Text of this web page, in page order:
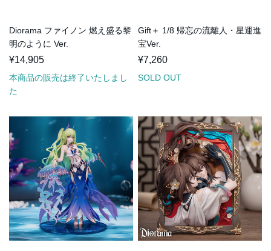
Diorama ファイノン 燃え盛る黎
明のように Ver.
¥14,905
本商品の販売は終了いたしまし
た
Gift＋ 1/8 帰忘の流離人・星運進
宝Ver.
¥7,260
SOLD OUT